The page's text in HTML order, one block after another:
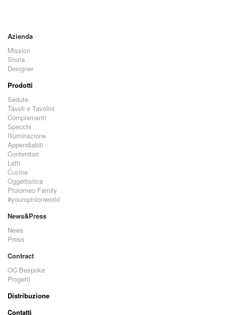
Azienda
Mission
Storia
Designer
Prodotti
Sedute
Tavoli e Tavolini
Complementi
Specchi
Illuminazione
Appendiabiti
Contenitori
Letti
Cucine
Oggettistica
Ptolomeo Family
#youropinionworld
News&Press
News
Press
Contract
OC Bespoke
Progetti
Distribuzione
Contatti